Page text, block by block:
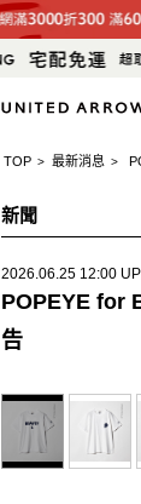
TOP > 最新消息 >
新聞
2026.06.25 12:00 UP
POPEYE for
告